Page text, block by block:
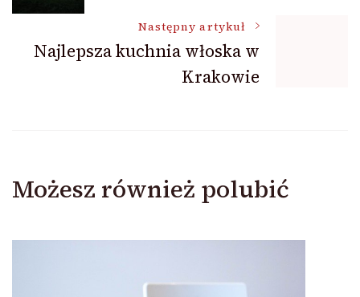
wpisu
Następny artykuł
Najlepsza kuchnia włoska w
Krakowie
Możesz również polubić